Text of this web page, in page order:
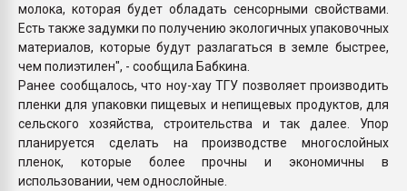
молока, которая будет обладать сенсорными свойствами.
Есть также задумки по получению экологичных упаковочных
материалов, которые будут разлагаться в земле быстрее,
чем полиэтилен", - сообщила Бабкина.
Ранее сообщалось, что ноу-хау ТГУ позволяет производить
пленки для упаковки пищевых и непищевых продуктов, для
сельского хозяйства, строительства и так далее. Упор
планируется сделать на производстве многослойных
пленок, которые более прочны и экономичны в
использовании, чем однослойные.